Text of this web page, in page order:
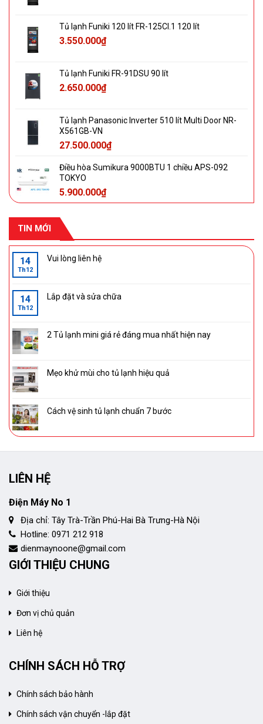
Tủ lạnh Funiki 120 lít FR-125CI.1 120 lít
3.550.000₫
Tủ lạnh Funiki FR-91DSU 90 lít
2.650.000₫
Tủ lạnh Panasonic Inverter 510 lít Multi Door NR-
X561GB-VN
27.500.000₫
Điều hòa Sumikura 9000BTU 1 chiều APS-092
TOKYO
5.900.000₫
TIN MỚI
14
Th12
Vui lòng liên hệ
14
Th12
Lắp đặt và sửa chữa
2 Tủ lạnh mini giá rẻ đáng mua nhất hiện nay
Mẹo khử mùi cho tủ lạnh hiệu quả
Cách vệ sinh tủ lạnh chuẩn 7 bước
LIÊN HỆ
Điện Máy No 1
Địa chỉ: Tây Trà-Trần Phú-Hai Bà Trưng-Hà Nội
Hotline: 0971 212 918
dienmaynoone@gmail.com
GIỚI THIỆU CHUNG
Giới thiệu
Đơn vị chủ quản
Liên hệ
CHÍNH SÁCH HỖ TRỢ
Chính sách bảo hành
Chính sách vận chuyển -lắp đặt